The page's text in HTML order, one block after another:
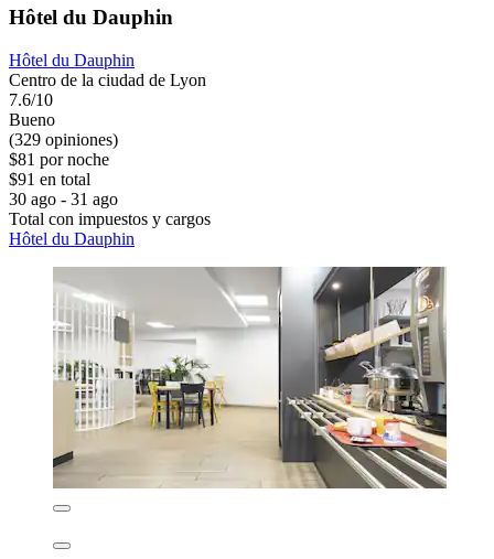
Hôtel du Dauphin
Hôtel du Dauphin
Centro de la ciudad de Lyon
7.6/10
Bueno
(329 opiniones)
$81 por noche
$91 en total
30 ago - 31 ago
Total con impuestos y cargos
Hôtel du Dauphin